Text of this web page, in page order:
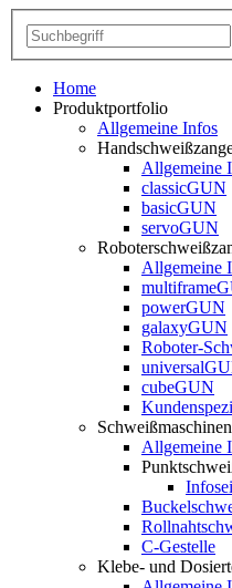
Home
Produktportfolio
Allgemeine Infos
Allgemeine
classicGUN
basicGUN
servoGUN
Allgemeine
powerGUN
galaxyGUN
Roboter-
cubeGUN
Schweißmaschinen
Allgemeine
C-Gestelle
Klebe- und